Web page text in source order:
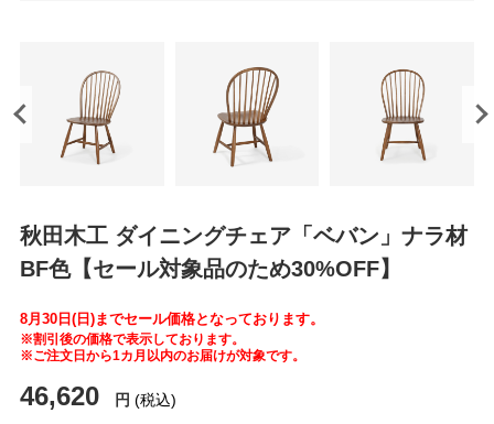
秋田木工 ダイニングチェア「ベバン」ナラ材
BF色【セール対象品のため30%OFF】
8月30日(日)までセール価格となっております。
※割引後の価格で表示しております。
※ご注文日から1カ月以内のお届けが対象です。
46,620 円 (税込)